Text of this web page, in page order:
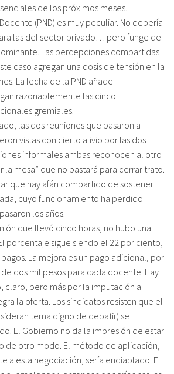
de los próximos meses.
(PND) es muy peculiar. No debería
las del sector privado… pero funge de
Las percepciones compartidas
caso agregan una dosis de tensión en la
La fecha de la PND añade
razonablemente las cinco
gremiales.
las dos reuniones que pasaron a
vistas con cierto alivio por las dos
informales ambas reconocen al otro
la mesa” que no bastará para cerrar trato.
que hay afán compartido de sostener
cuyo funcionamiento ha perdido
los años.
que llevó cinco horas, no hubo una
porcentaje sigue siendo el 22 por ciento,
La mejora es un pago adicional, por
dos mil pesos para cada docente. Hay
claro, pero más por la imputación a
la oferta. Los sindicatos resisten que el
tema digno de debatir) se
El Gobierno no da la impresión de estar
de otro modo. El método de aplicación,
a esta negociación, sería endiablado. El